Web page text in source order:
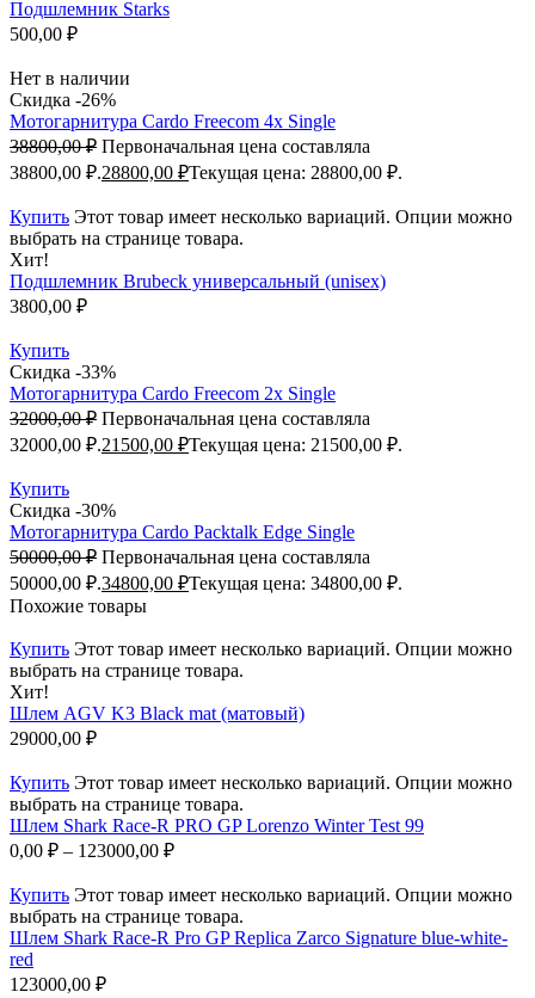
Подшлемник Starks
500,00 ₽
Нет в наличии
Скидка -26%
Мотогарнитура Cardo Freecom 4x Single
38800,00₽ Первоначальная цена составляла
38800,00 ₽.28800,00 ₽Текущая цена: 28800,00 ₽.
Купить Этот товар имеет несколько вариаций. Опции можно
выбрать на странице товара.
Хит!
Подшлемник Brubeck универсальный (unisex)
3800,00 ₽
Купить
Скидка -33%
Мотогарнитура Cardo Freecom 2x Single
32000,00₽ Первоначальная цена составляла
32000,00 ₽.21500,00 ₽Текущая цена: 21500,00 ₽.
Купить
Скидка -30%
Мотогарнитура Cardo Packtalk Edge Single
50000,00₽ Первоначальная цена составляла
50000,00 ₽.34800,00 ₽Текущая цена: 34800,00 ₽.
Похожие товары
Купить Этот товар имеет несколько вариаций. Опции можно
выбрать на странице товара.
Хит!
Шлем AGV K3 Black mat (матовый)
29000,00 ₽
Купить Этот товар имеет несколько вариаций. Опции можно
выбрать на странице товара.
Шлем Shark Race-R PRO GP Lorenzo Winter Test 99
0,00 ₽ – 123000,00 ₽
Купить Этот товар имеет несколько вариаций. Опции можно
выбрать на странице товара.
Шлем Shark Race-R Pro GP Replica Zarco Signature blue-white-
red
123000,00 ₽